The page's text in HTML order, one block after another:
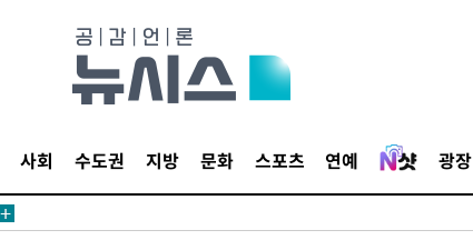
사회 수도권 지방 문화 스포츠 연예 광장